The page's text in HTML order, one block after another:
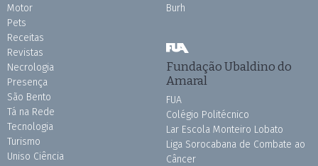
Motor
Pets
Receitas
Revistas
Necrologia
Presença
São Bento
Tá na Rede
Tecnologia
Turismo
Uniso Ciência
Burh
Fundação Ubaldino do
Amaral
FUA
Colégio Politécnico
Lar Escola Monteiro Lobato
Liga Sorocabana de Combate ao
Câncer